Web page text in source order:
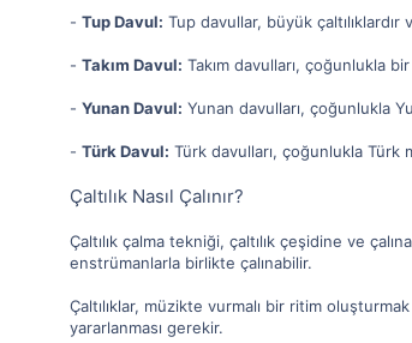
- Tup Davul: Tup davullar, büyük
- Takım Davul: Takım davulları, çoğunlukla
- Yunan Davul: Yunan davulları, çoğunlukla
- Türk Davul: Türk davulları, çoğunlukla Türk
Çaltılık Nasıl Çalınır?
Çaltılık çalma tekniği, çaltılık çeşidine ve
enstrümanlarla birlikte çalınabilir.
Çaltılıklar, müzikte vurmalı bir ritim oluşturmak
yararlanması gerekir.